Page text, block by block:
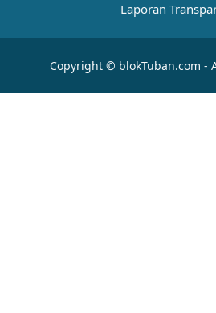
Laporan
Copyright © blokTuban.com -